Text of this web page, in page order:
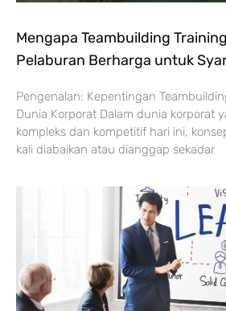
Mengapa Teambuilding
Pelaburan Berharga untuk
Pengenalan: Kepentingan
Dunia Korporat Dalam dunia korporat
kompleks dan kompetitif hari ini,
kali diabaikan atau dianggap sekadar